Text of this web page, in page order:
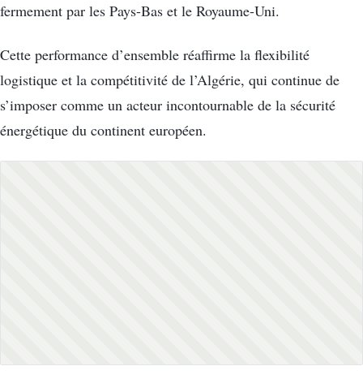
fermement par les Pays-Bas et le Royaume-Uni.
Cette performance d’ensemble réaffirme la flexibilité
logistique et la compétitivité de l’Algérie, qui continue de
s’imposer comme un acteur incontournable de la sécurité
énergétique du continent européen.